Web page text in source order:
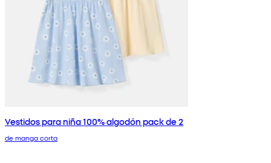
Vestidos para niña 100% algodón pack de 2
de manga corta